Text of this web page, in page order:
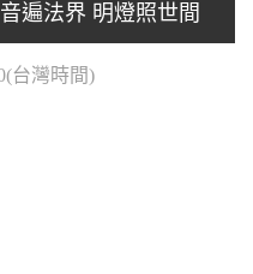
遍法界 明燈照世間
台灣時間)